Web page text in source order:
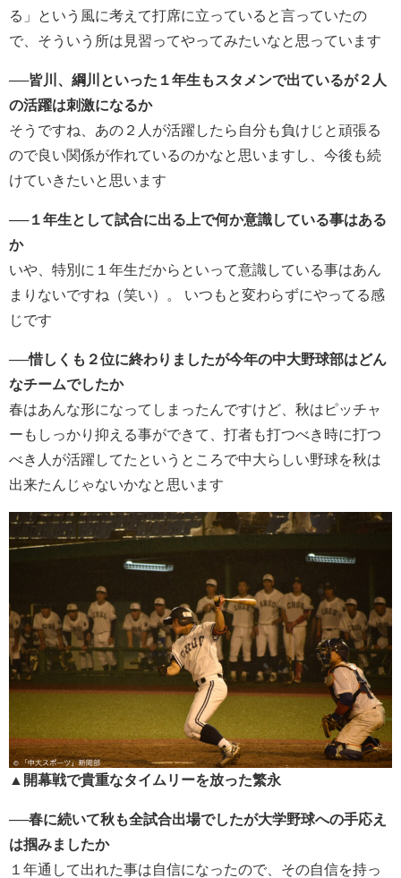
る」という風に考えて打席に立っていると言っていたの
で、そういう所は見習ってやってみたいなと思っています
──皆川、綱川といった１年生もスタメンで出ているが２人
の活躍は刺激になるか
そうですね、あの２人が活躍したら自分も負けじと頑張る
ので良い関係が作れているのかなと思いますし、今後も続
けていきたいと思います
──１年生として試合に出る上で何か意識している事はある
か
いや、特別に１年生だからといって意識している事はあん
まりないですね（笑い）。 いつもと変わらずにやってる感
じです
──惜しくも２位に終わりましたが今年の中大野球部はどん
なチームでしたか
春はあんな形になってしまったんですけど、秋はピッチャ
ーもしっかり抑える事ができて、打者も打つべき時に打つ
べき人が活躍してたというところで中大らしい野球を秋は
出来たんじゃないかなと思います
▲開幕戦で貴重なタイムリーを放った繁永
──春に続いて秋も全試合出場でしたが大学野球への手応え
は掴みましたか
１年通して出れた事は自信になったので、その自信を持っ